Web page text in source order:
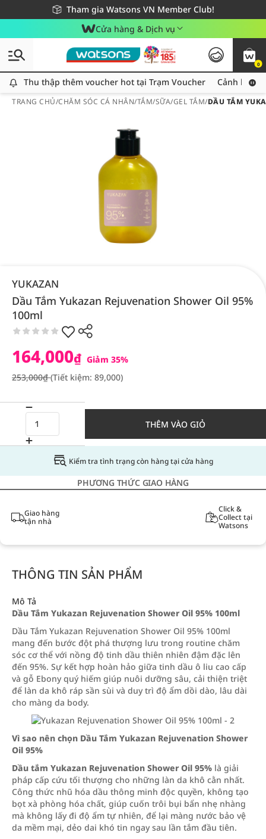
Tham gia Watsons VN Member Club!
Miễn phí giao hàng cho đơn hàng từ 249,000Đ
Giao hàng nhanh 24h - Áp dụng khu vực TP. Hồ Chí Minh
Cửa hàng & Dịch vụ
0
Thu thập thêm voucher hot tại Trạm Voucher
Thu thập thêm voucher hot tại Trạm Voucher Cảnh báo
TRANG CHỦ/CHĂM SÓC CÁ NHÂN/TẮM/SỮA/GEL TẮM/DẦU TẮM
YUKAZAN
Dầu Tắm Yukazan Rejuvenation Shower Oil 95%
100ml
164,000₫ Giảm 35%
253,000₫(Tiết kiệm: 89,000)
THÊM VÀO GIỎ
Kiểm tra tình trạng còn hàng tại cửa hàng
PHƯƠNG THỨC GIAO HÀNG
Giao hàng
tận nhà
Click &
Collect tại
Watsons
THÔNG TIN SẢN PHẨM
Mô Tả
Dầu Tắm Yukazan Rejuvenation Shower Oil 95% 100ml
Dầu Tắm Yukazan Rejuvenation Shower Oil 95% 100ml
mang đến bước đột phá thượng lưu trong routine chăm
sóc cơ thể với nồng độ tinh dầu thiên nhiên đậm đặc lên
đến 95%. Sự kết hợp hoàn hảo giữa tinh dầu ô liu cao cấp
và gỗ Ebony quý hiếm giúp nuôi dưỡng sâu, cải thiện triệt
để làn da khô ráp sần sùi và duy trì độ ẩm dồi dào, lâu dài
cho màng da body.
Vì sao nên chọn Dầu Tắm Yukazan Rejuvenation Shower
Oil 95%
Dầu tắm Yukazan Rejuvenation Shower Oil 95% là giải
pháp cấp cứu tối thượng cho những làn da khô cằn nhất.
Công thức nhũ hóa dầu thông minh độc quyền, không tạo
bọt xà phòng hóa chất, giúp cuốn trôi bụi bẩn nhẹ nhàng
mà không lấy đi độ ẩm tự nhiên, để lại màng nước bảo vệ
da mềm mại, dẻo dai khó tin ngay sau lần tắm đầu tiên.